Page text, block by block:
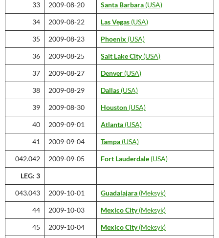
33 2009-08-20 Santa Barbara (USA)
34 2009-08-22 Las Vegas (USA)
35 2009-08-23 Phoenix (USA)
36 2009-08-25 Salt Lake City(USA)
37 2009-08-27 Denver (USA)
38 2009-08-29 Dallas (USA)
39 2009-08-30 Houston (USA)
40 2009-09-01 Atlanta (USA)
41 2009-09-04 Tampa (USA)
042.042 2009-09-05 Fort Lauderdale (USA)
LEG: 3
043.043 2009-10-01 Guadalajara (Meksyk)
44 2009-10-03 Mexico City(Meksyk)
45 2009-10-04 Mexico City(Meksyk)